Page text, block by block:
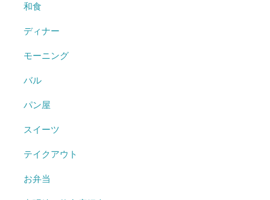
和食
ディナー
モーニング
バル
パン屋
スイーツ
テイクアウト
お弁当